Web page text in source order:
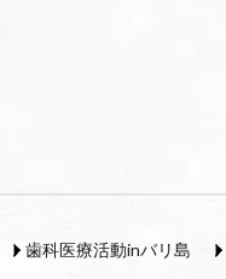
歯科医療活動inバリ島